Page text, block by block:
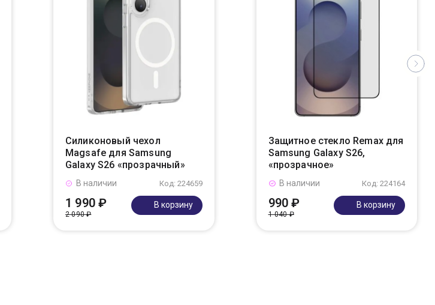
Силиконовый чехол
Magsafe для Samsung
Galaxy S26 «прозрачный»
Код: 224659
В наличии
1 990 ₽
2 090 ₽
В корзину
Защитное стекло Remax для
Samsung Galaxy S26,
«прозрачное»
Код: 224164
В наличии
990 ₽
1 040 ₽
В корзину